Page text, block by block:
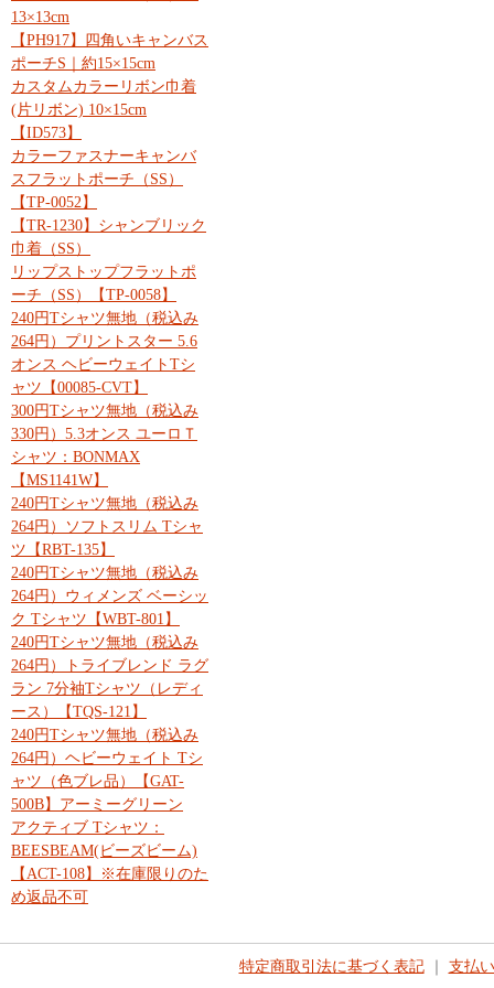
13×13cm
【PH917】四角いキャンバス
ポーチS｜約15×15cm
カスタムカラーリボン巾着
(片リボン) 10×15cm
【ID573】
カラーファスナーキャンバ
スフラットポーチ（SS）
【TP-0052】
【TR-1230】シャンブリック
巾着（SS）
リップストップフラットポ
ーチ（SS）【TP-0058】
240円Tシャツ無地（税込み
264円）プリントスター 5.6
オンス ヘビーウェイトTシ
ャツ【00085-CVT】
300円Tシャツ無地（税込み
330円）5.3オンス ユーロＴ
シャツ：BONMAX
【MS1141W】
240円Tシャツ無地（税込み
264円）ソフトスリム Tシャ
ツ【RBT-135】
240円Tシャツ無地（税込み
264円）ウィメンズ ベーシッ
ク Tシャツ【WBT-801】
240円Tシャツ無地（税込み
264円）トライブレンド ラグ
ラン 7分袖Tシャツ（レディ
ース）【TQS-121】
240円Tシャツ無地（税込み
264円）ヘビーウェイト Tシ
ャツ（色ブレ品）【GAT-
500B】アーミーグリーン
アクティブ Tシャツ：
BEESBEAM(ビーズビーム)
【ACT-108】※在庫限りのた
め返品不可
特定商取引法に基づく表記｜ 支払